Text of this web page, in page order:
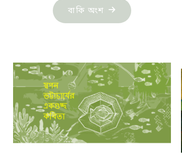
বাকি অংশ "শাহনাজ
নাসরীন:
ব্যথার
দিনে"